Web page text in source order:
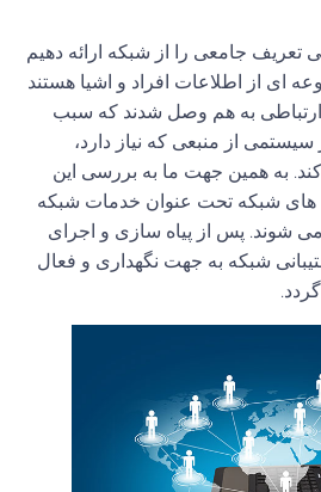
تعریف جامعی را از شبکهارائه دهیم
ای از اطلاعات افراد و اشیا هستند
به هم وصل شدند که سبب
از منبعی که نیاز دارد،
. به همین جهت ما به بررسی این
شبکه تحت عنوان خدمات شبکه
می شوند. پس از پیاه سازی و اجرای
شبکه به جهت نگهداری و فعال